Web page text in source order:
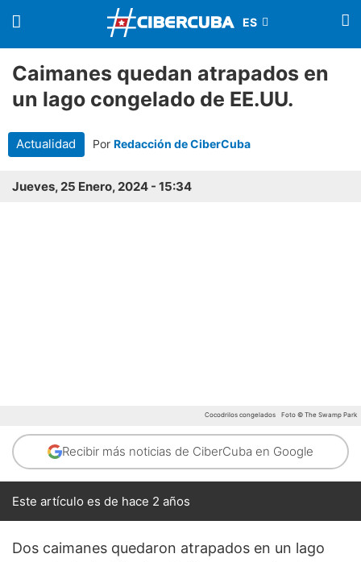
Caimanes quedan atrapados en
un lago congelado de EE.UU.
Actualidad Por Redacción de CiberCuba
Jueves, 25 Enero, 2024 - 15:34
Cocodrilos congelados Foto © The Swamp Park
Recibir más noticias de CiberCuba en Google
Este artículo es de hace 2 años
Dos caimanes quedaron atrapados en un lago